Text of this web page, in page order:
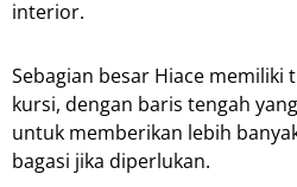
interior.
Sebagian besar Hiace memiliki
kursi, dengan baris tengah
untuk memberikan lebih
bagasi jika diperlukan.